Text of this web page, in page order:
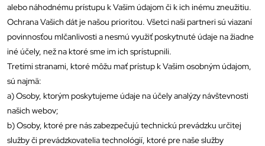
alebo náhodnému prístupu k Vašim údajom či k ich inému zneužitiu.
Ochrana Vašich dát je našou prioritou. Všetci naši partneri sú viazaní
povinnosťou mlčanlivosti a nesmú využiť poskytnuté údaje na žiadne
iné účely, než na ktoré sme im ich sprístupnili.
Tretími stranami, ktoré môžu mať prístup k Vašim osobným údajom,
sú najmä:
a) Osoby, ktorým poskytujeme údaje na účely analýzy návštevnosti
našich webov;
b) Osoby, ktoré pre nás zabezpečujú technickú prevádzku určitej
služby či prevádzkovatelia technológií, ktoré pre naše služby